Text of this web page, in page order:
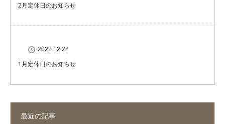
2月定休日のお知らせ
2022.12.22
1月定休日のお知らせ
最近の記事